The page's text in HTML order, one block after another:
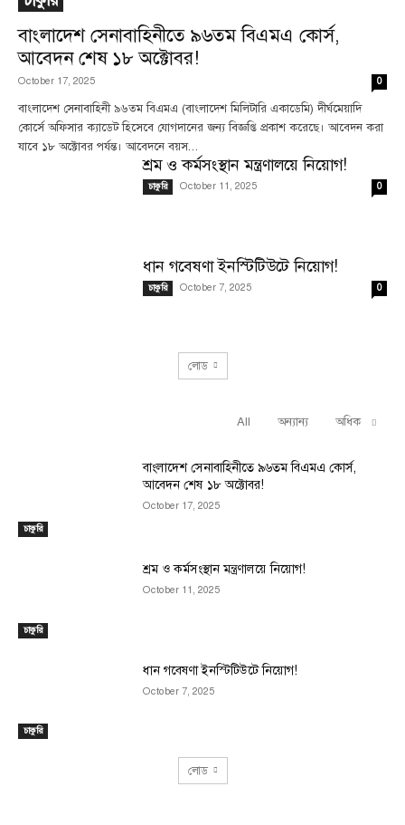
বাংলাদেশ সেনাবাহিনীতে ৯৬তম বিএমএ কোর্স,
আবেদন শেষ ১৮ অক্টোবর!
October 17, 2025 0
বাংলাদেশ সেনাবাহিনী ৯৬তম বিএমএ (বাংলাদেশ মিলিটারি একাডেমি) দীর্ঘমেয়াদি
কোর্সে অফিসার ক্যাডেট হিসেবে যোগদানের জন্য বিজ্ঞপ্তি প্রকাশ করেছে। আবেদন করা
যাবে ১৮ অক্টোবর পর্যন্ত। আবেদনে বয়স...
শ্রম ও কর্মসংস্থান মন্ত্রণালয়ে নিয়োগ!
চাকুরি October 11, 2025 0
ধান গবেষণা ইনস্টিটিউটে নিয়োগ!
চাকুরি October 7, 2025 0
লোড
All অন্যান্য অধিক
চাকুরি
বাংলাদেশ সেনাবাহিনীতে ৯৬তম বিএমএ কোর্স,
আবেদন শেষ ১৮ অক্টোবর!
October 17, 2025
চাকুরি
শ্রম ও কর্মসংস্থান মন্ত্রণালয়ে নিয়োগ!
October 11, 2025
চাকুরি
ধান গবেষণা ইনস্টিটিউটে নিয়োগ!
October 7, 2025
লোড